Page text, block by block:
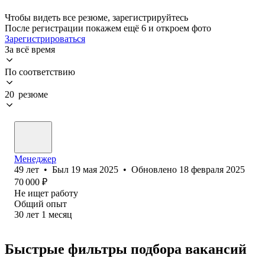
Чтобы видеть все резюме, зарегистрируйтесь
После регистрации покажем ещё 6 и откроем фото
Зарегистрироваться
За всё время
По соответствию
20 резюме
Менеджер
49 лет • Был 19 мая 2025 • Обновлено 18 февраля 2025
70 000 ₽
Не ищет работу
Общий опыт
30 лет 1 месяц
Быстрые фильтры подбора вакансий